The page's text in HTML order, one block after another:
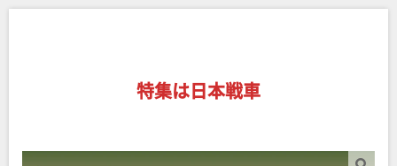
特集は日本戦車